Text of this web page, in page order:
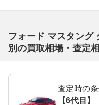
フォード マスタング
別の買取相場・査定
査定時の
【6代目】